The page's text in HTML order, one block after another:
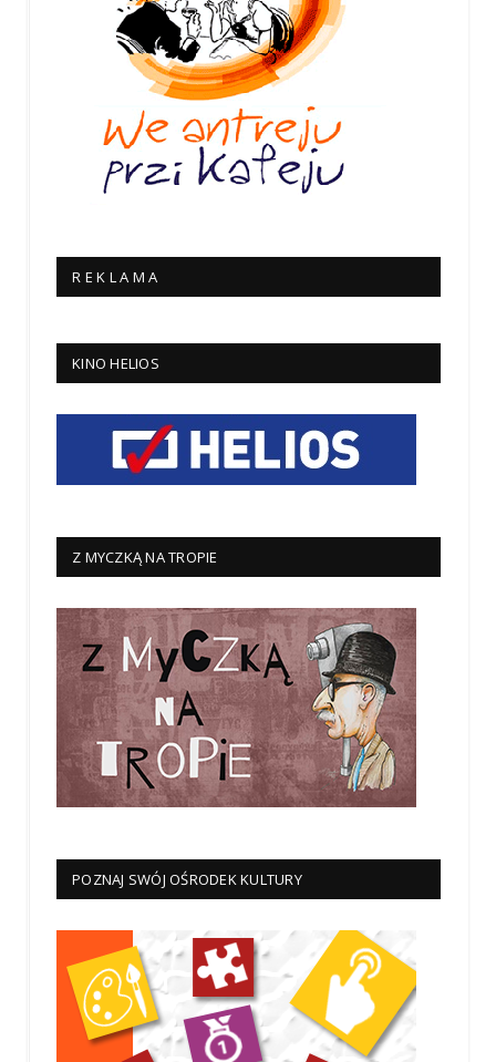
R E K L A M A
KINO HELIOS
Z MYCZKĄ NA TROPIE
POZNAJ SWÓJ OŚRODEK KULTURY